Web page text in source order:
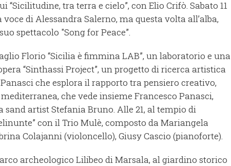
“Sicilitudine, tra terra e cielo”, con Elio Crifò. Sabato 11
di Alessandra Salerno, ma questa volta all’alba,
spettacolo "Song for Peace”.
Florio “Sicilia è fimmina LAB”, un laboratorio e una
“Sinthassi Project”, un progetto di ricerca artistica
che esplora il rapporto tra pensiero creativo,
che vede insieme Francesco Panasci,
artist Stefania Bruno. Alle 21, al tempio di
con il Trio Mulè, composto da Mariangela
Colajanni (violoncello), Giusy Cascio (pianoforte).
archeologico Lilibeo di Marsala, al giardino storico